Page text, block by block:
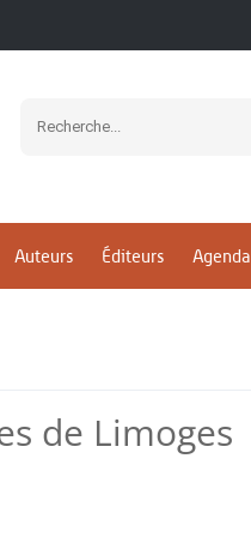
Auteurs Éditeurs Agenda
de Limoges